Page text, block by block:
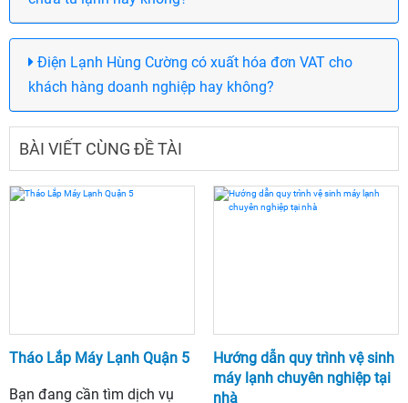
Điện Lạnh Hùng Cường có xuất hóa đơn VAT cho
khách hàng doanh nghiệp hay không?
BÀI VIẾT CÙNG ĐỀ TÀI
Tháo Lắp Máy Lạnh Quận 5
Bạn đang cần tìm dịch vụ
Hướng dẫn quy trình vệ sinh
máy lạnh chuyên nghiệp tại
nhà